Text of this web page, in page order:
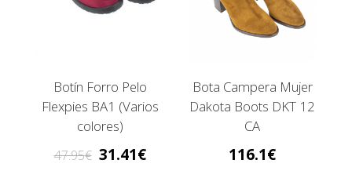
Botín Forro Pelo
Flexpies BA1 (Varios
colores)
47.95 31.41
Bota Campera Mujer
Dakota Boots DKT 12
CA
116.1